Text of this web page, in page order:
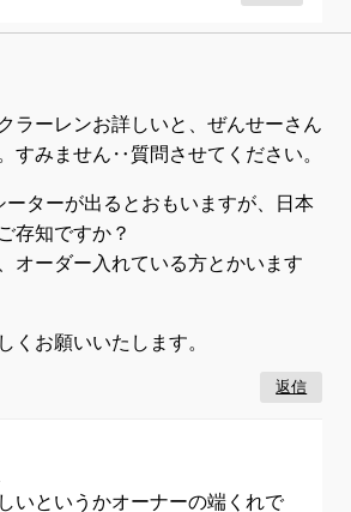
ラーレンお詳しいと、ぜんせーさん
すみません‥質問させてください。
ーターが出るとおもいますが、日本
存知ですか？
オーダー入れている方とかいます
お願いいたします。
返信
いというかオーナーの端くれで